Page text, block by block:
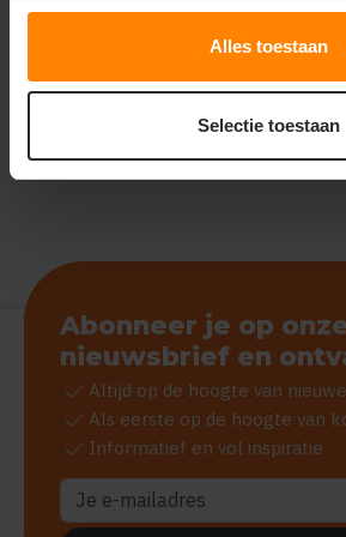
Alles toestaan
Selectie toestaan
PERSONALISEER
3228
Abonneer je op
nieuwsbrief en
check Altijd op de hoogte van
check Als eerste op de hoogte van
check Informatief en vol inspiratie